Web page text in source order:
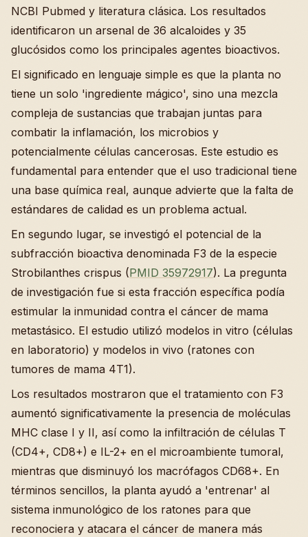
NCBI Pubmed y literatura clásica. Los resultados
identificaron un arsenal de 36 alcaloides y 35
glucósidos como los principales agentes bioactivos.
El significado en lenguaje simple es que la planta no
tiene un solo 'ingrediente mágico', sino una mezcla
compleja de sustancias que trabajan juntas para
combatir la inflamación, los microbios y
potencialmente células cancerosas. Este estudio es
fundamental para entender que el uso tradicional tiene
una base química real, aunque advierte que la falta de
estándares de calidad es un problema actual.
En segundo lugar, se investigó el potencial de la
subfracción bioactiva denominada F3 de la especie
Strobilanthes crispus (PMID 35972917). La pregunta
de investigación fue si esta fracción específica podía
estimular la inmunidad contra el cáncer de mama
metastásico. El estudio utilizó modelos in vitro (células
en laboratorio) y modelos in vivo (ratones con
tumores de mama 4T1).
Los resultados mostraron que el tratamiento con F3
aumentó significativamente la presencia de moléculas
MHC clase I y II, así como la infiltración de células T
(CD4+, CD8+) e IL-2+ en el microambiente tumoral,
mientras que disminuyó los macrófagos CD68+. En
términos sencillos, la planta ayudó a 'entrenar' al
sistema inmunológico de los ratones para que
reconociera y atacara el cáncer de manera más